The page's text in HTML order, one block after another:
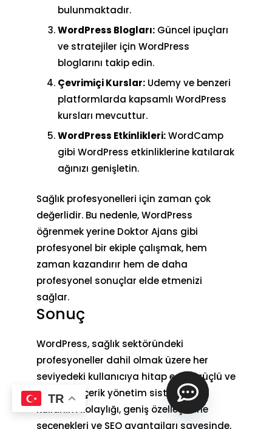
bulunmaktadır.
WordPress Blogları: Güncel ipuçları
ve stratejiler için WordPress
bloglarını takip edin.
Çevrimiçi Kurslar: Udemy ve benzeri
platformlarda kapsamlı WordPress
kursları mevcuttur.
WordPress Etkinlikleri:WordCamp
gibi WordPress etkinliklerine katılarak
ağınızı genişletin.
Sağlık profesyonelleri için zaman çok
değerlidir. Bu nedenle, WordPress
öğrenmek yerine Doktor Ajans gibi
profesyonel bir ekiple çalışmak, hem
zaman kazandırır hem de daha
profesyonel sonuçlar elde etmenizi
sağlar.
Sonuç
WordPress, sağlık sektöründeki
profesyoneller dahil olmak üzere her
seviyedeki kullanıcıya hitap eden güçlü ve
esnek bir içerik yönetim sistemidir.
Kullanım kolaylığı, geniş özelleştirme
seçenekleri ve SEO avantajları sayesinde,
TR